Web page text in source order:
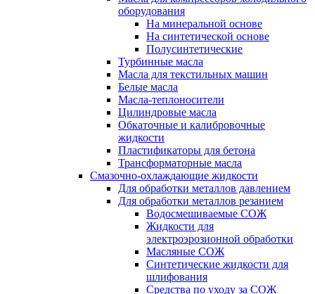
оборудования
На минеральной основе
На синтетической основе
Полусинтетические
Турбинные масла
Масла для текстильных машин
Белые масла
Масла-теплоносители
Цилиндровые масла
Обкаточные и калибровочные
жидкости
Пластификаторы для бетона
Трансформаторные масла
Смазочно-охлаждающие жидкости
Для обработки металлов давлением
Для обработки металлов резанием
Водосмешиваемые СОЖ
Жидкости для
электроэрозионной обработки
Масляные СОЖ
Синтетические жидкости для
шлифования
Средства по уходу за СОЖ